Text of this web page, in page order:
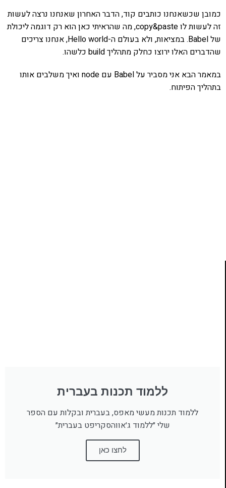
כמובן שכשאנחנו כותבים קוד, הדבר האחרון שאנחנו נרצה לעשות
זה לעשות לו copy&paste, מה שהראיתי כאן הוא רק דוגמה ליכולת
של Babel. במציאות, ולא בעולם ה-Hello world, אנחנו צריכים
שהדברים האלו ירוצו כחלק מתהליך build כלשהו.
במאמר הבא אני מסביר על Babel עם node ואיך משלבים אותו
בתהליך הפיתוח.
ללמוד תכנות בעברית
ללמוד תכנות מעשי מאפס, בעברית ובקלות עם הספר
שלי ״ללמוד ג׳אווהסקריפט בעברית״
לחצו כאן